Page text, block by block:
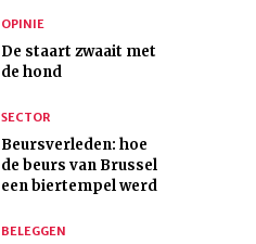
OPINIE
De staart zwaait met
de hond
SECTOR
Beursverleden: hoe
de beurs van Brussel
een biertempel werd
BELEGGEN